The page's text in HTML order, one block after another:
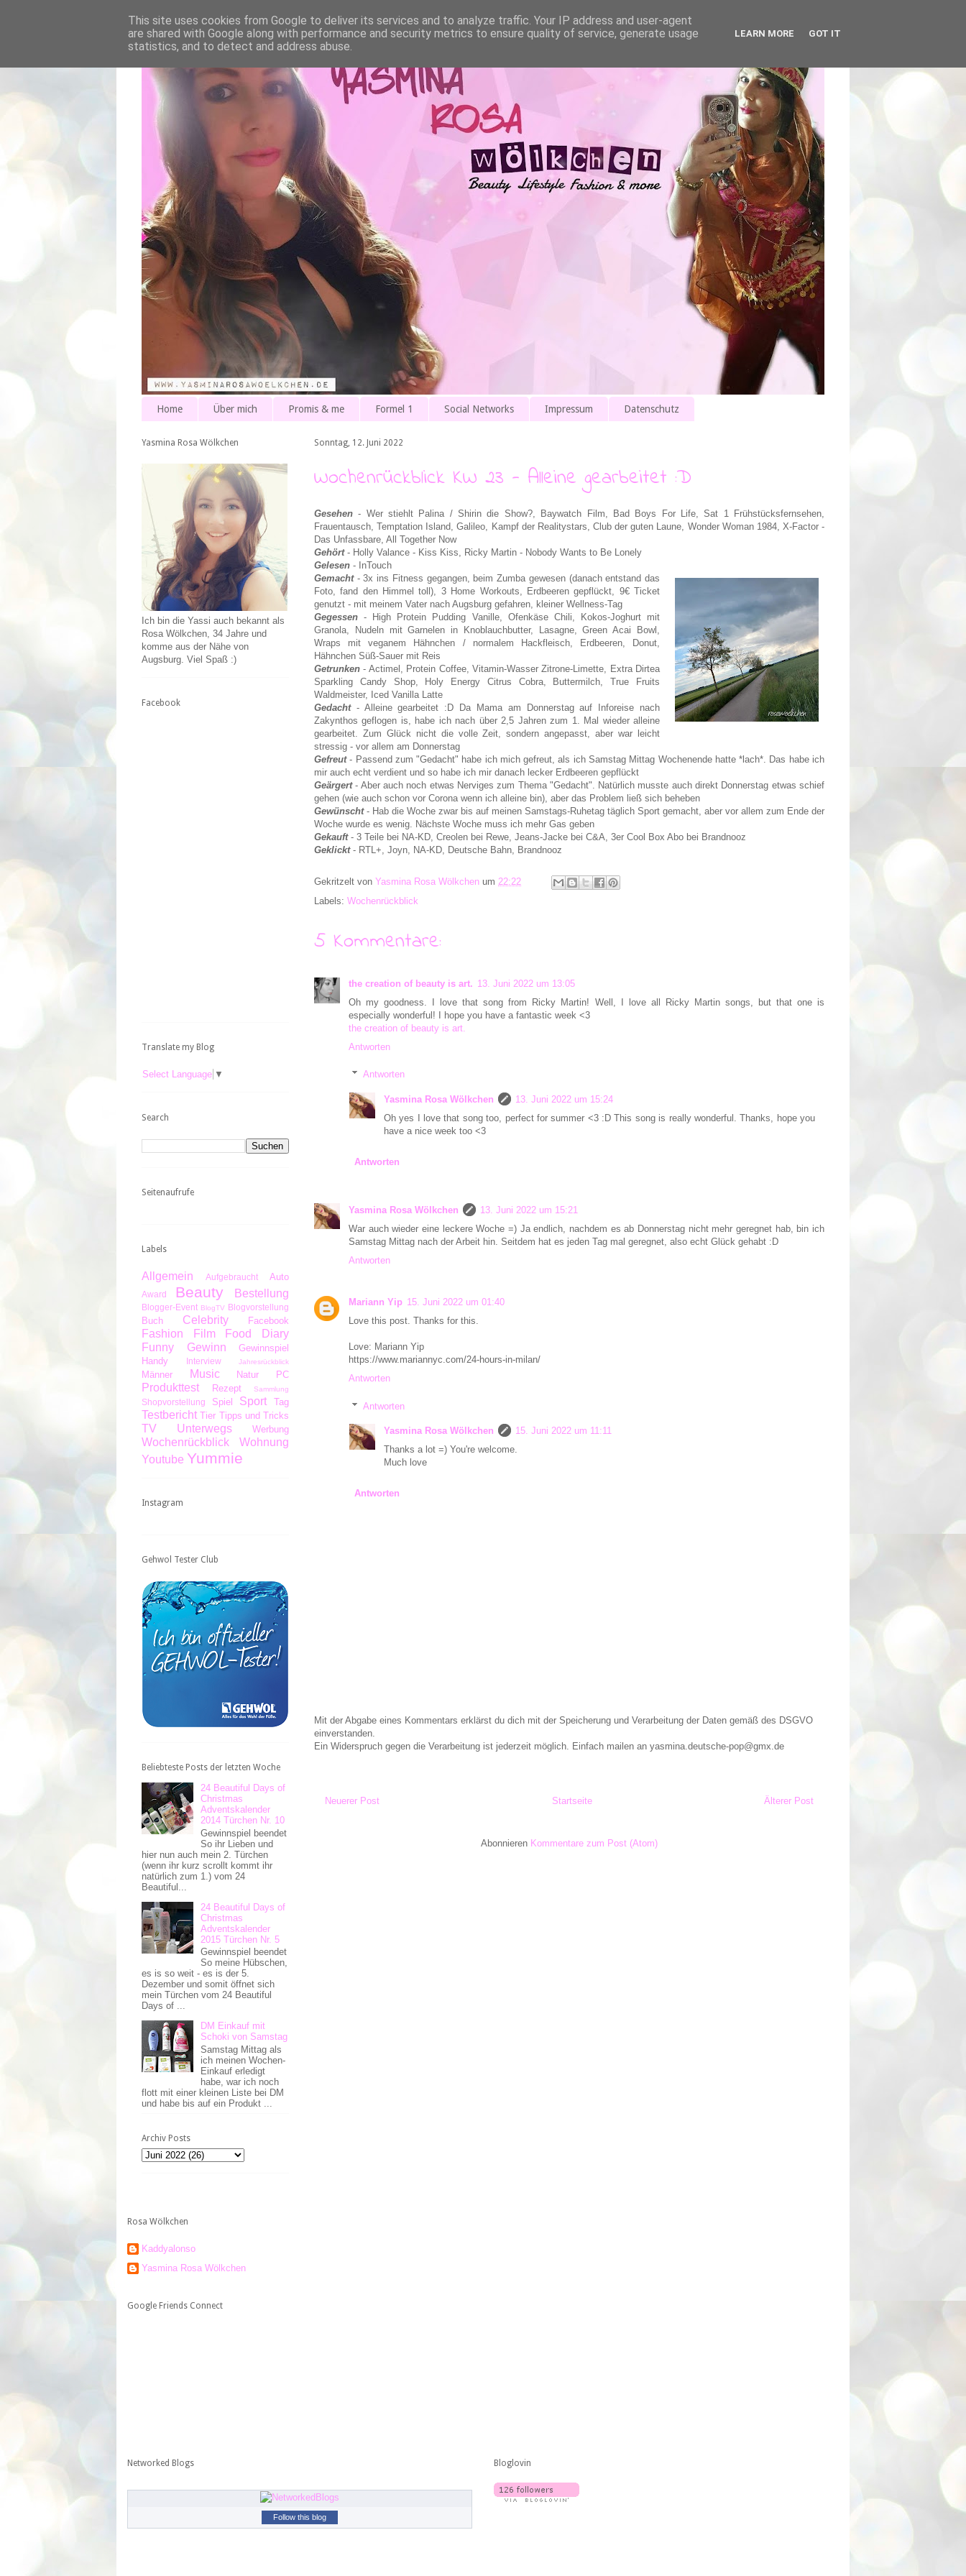
Home Über mich Promis & me Formel 1 Social Networks Impressum Datenschutz
Sonntag, 12. Juni 2022
Wochenrückblick KW 23 - Alleine gearbeitet :D
Gesehen - Wer stiehlt Palina / Shirin die Show?, Baywatch Film, Bad Boys For Life, Sat 1 Frühstücksfernsehen,
Frauentausch, Temptation Island, Galileo,
Kampf der Realitystars, Club der guten Laune, Wonder Woman 1984, X-Factor -
Das Unfassbare, All Together Now
Gehört- Holly Valance - Kiss Kiss, Ricky Martin - Nobody Wants to Be Lonely
Gelesen - InTouch
Gemacht- 3x ins Fitness gegangen,
beim Zumba gewesen (danach entstand das
Foto, fand den Himmel toll),
3 Home Workouts, Erdbeeren gepflückt, 9€ Ticket
genutzt - mit meinem Vater nach Augsburg gefahren, kleiner Wellness-Tag
Gegessen - High Protein Pudding Vanille, Ofenkäse Chili, Kokos-Joghurt mit
Granola, Nudeln mit Garnelen in Knoblauchbutter, Lasagne, Green Acai Bowl,
Wraps mit veganem Hähnchen / normalem Hackfleisch, Erdbeeren, Donut,
Hähnchen Süß-Sauer mit Reis
Getrunken - Actimel, Protein Coffee, Vitamin-Wasser Zitrone-Limette, Extra Dirtea
Sparkling Candy Shop, Holy Energy Citrus Cobra, Buttermilch, True Fruits
Waldmeister, Iced Vanilla Latte
Gedacht- Alleine gearbeitet :D Da Mama am Donnerstag auf Inforeise nach
Zakynthos geflogen is, habe ich nach über 2,5 Jahren zum 1. Mal wieder alleine
gearbeitet. Zum Glück nicht die volle Zeit, sondern angepasst, aber war leicht
stressig - vor allem am Donnerstag
Gefreut- Passend zum "Gedacht" habe ich mich gefreut, als ich Samstag Mittag Wochenende hatte *lach*. Das habe ich
mir auch echt verdient und so habe ich mir danach lecker Erdbeeren gepflückt
Geärgert- Aber auch noch etwas Nerviges zum Thema "Gedacht". Natürlich musste auch direkt Donnerstag etwas schief
gehen (wie auch schon vor Corona wenn ich alleine bin), aber das Problem ließ sich beheben
Gewünscht- Hab die Woche zwar bis auf meinen Samstags-Ruhetag täglich Sport gemacht, aber vor allem zum Ende der
Woche wurde es wenig. Nächste Woche muss ich mehr Gas geben
Gekauft- 3 Teile bei NA-KD, Creolen bei Rewe, Jeans-Jacke bei C&A, 3er Cool Box Abo bei Brandnooz
Geklickt- RTL+, Joyn, NA-KD, Deutsche Bahn, Brandnooz
Gekritzelt von Yasmina Rosa Wölkchen um 22:22
Labels: Wochenrückblick
5 Kommentare:
the creation of beauty is art. 13. Juni 2022 um 13:05
Oh my goodness. I love that song from Ricky Martin! Well, I love all Ricky Martin songs, but that one is
especially wonderful! I hope you have a fantastic week <3
the creation of beauty is art.
Antworten
Antworten
Yasmina Rosa Wölkchen
13. Juni 2022 um 15:24
Oh yes I love that song too, perfect for summer <3 :D This song is really wonderful. Thanks, hope you
have a nice week too <3
Antworten
Yasmina Rosa Wölkchen
13. Juni 2022 um 15:21
War auch wieder eine leckere Woche =) Ja endlich, nachdem es ab Donnerstag nicht mehr geregnet hab, bin ich
Samstag Mittag nach der Arbeit hin. Seitdem hat es jeden Tag mal geregnet, also echt Glück gehabt :D
Antworten
Mariann Yip 15. Juni 2022 um 01:40
Love this post. Thanks for this.
Love: Mariann Yip
https://www.mariannyc.com/24-hours-in-milan/
Antworten
Antworten
Yasmina Rosa Wölkchen
15. Juni 2022 um 11:11
Thanks a lot =) You're welcome.
Much love
Antworten
Mit der Abgabe eines Kommentars erklärst du dich mit der Speicherung und Verarbeitung der Daten gemäß des DSGVO
einverstanden.
Ein Widerspruch gegen die Verarbeitung ist jederzeit möglich. Einfach mailen an yasmina.deutsche-pop@gmx.de
Neuerer Post Älterer Post
Startseite
Abonnieren Kommentare zum Post (Atom)
Yasmina Rosa Wölkchen
Ich bin die Yassi auch bekannt als
Rosa Wölkchen, 34 Jahre und
komme aus der Nähe von
Augsburg. Viel Spaß :)
Facebook
Translate my Blog
Select Language ▼
Search
Seitenaufrufe
Labels
Allgemein Aufgebraucht Auto
Award Beauty Bestellung
Blogger-Event BlogTV Blogvorstellung
Buch Celebrity Facebook
Fashion Film
Food Diary
Funny
Gewinn
Gewinnspiel
Handy
Interview Jahresrückblick
Männer Music Natur PC
Produkttest Rezept Sammlung
Shopvorstellung Spiel Sport Tag
Testbericht Tier Tipps und Tricks
TV Unterwegs Werbung
Wochenrückblick
Wohnung
Youtube Yummie
Instagram
Gehwol Tester Club
Beliebteste Posts der letzten Woche
24 Beautiful Days of
Christmas
Adventskalender
2014 Türchen Nr. 10
Gewinnspiel beendet
So ihr Lieben und
hier nun auch mein 2. Türchen
(wenn ihr kurz scrollt kommt ihr
natürlich zum 1.) vom 24
Beautiful...
24 Beautiful Days of
Christmas
Adventskalender
2015 Türchen Nr. 5
Gewinnspiel beendet
So meine Hübschen,
es is so weit - es is der 5.
Dezember und somit öffnet sich
mein Türchen vom 24 Beautiful
Days of ...
DM Einkauf mit
Schoki von Samstag
Samstag Mittag als
ich meinen Wochen-
Einkauf erledigt
habe, war ich noch
flott mit einer kleinen Liste bei DM
und habe bis auf ein Produkt ...
Archiv Posts
Rosa Wölkchen
Kaddyalonso
Yasmina Rosa Wölkchen
Google Friends Connect
Networked Blogs
Follow this blog
Bloglovin
This site uses cookies from Google to deliver its services and to analyze traffic. Your IP address and user-agent
are shared with Google along with performance and security metrics to ensure quality of service, generate usage
statistics, and to detect and address abuse.
LEARN MORE GOT IT